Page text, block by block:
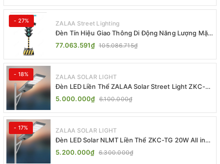
- 27% ZALAA Street Lighting
Đèn Tín Hiệu Giao Thông Di Động Năng Lượng Mặt
Trời ZALAA ZL-409300C
77.063.591₫ 105.086.715₫
- 18% ZALAA SOLAR LIGHT
Đèn LED Liền Thể ZALAA Solar Street Light ZKC-
TG 20W 25W 30W All In One
5.000.000₫ 6.100.000₫
- 17% ZALAA SOLAR LIGHT
Đèn LED Solar NLMT Liền Thể ZKC-TG 20W All in
One | ZALAA Street Light
5.200.000₫ 6.300.000₫